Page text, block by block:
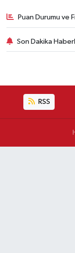
Puan Durumu ve
Son Dakika
RSS